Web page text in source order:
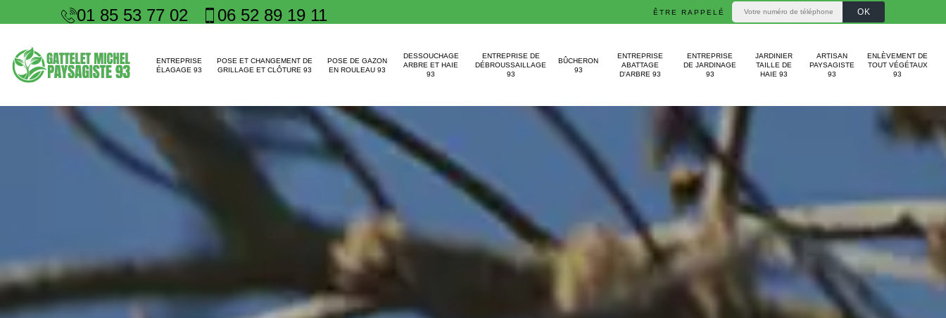
01 85 53 77 02 06 52 89 19 11 ÊTRE RAPPELÉ
ENTREPRISE
ÉLAGAGE 93
POSE ET CHANGEMENT DE
GRILLAGE ET CLÔTURE 93
POSE DE GAZON
EN ROULEAU 93
DESSOUCHAGE
ARBRE ET HAIE
93
ENTREPRISE DE
DÉBROUSSAILLAGE
93
BÛCHERON
93
ENTREPRISE
ABATTAGE
D'ARBRE 93
ENTREPRISE
DE JARDINAGE
93
JARDINIER
TAILLE DE
HAIE 93
ARTISAN
PAYSAGISTE
93
ENLÈVEMENT DE
TOUT VÉGÉTAUX
93